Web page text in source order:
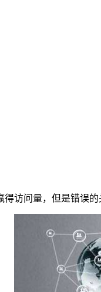
访问量，但是错误